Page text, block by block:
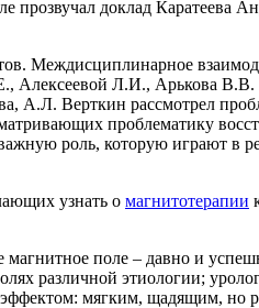
доклад Каратеева
Междисциплинарное
Алексеевой Л.И., Арькова
А.Л. Верткин рассмотрел
проблематику
роль, которую играют в
узнать о магнитотерапии
поле – давно и
различной этиологии;
мягким, щадящим, но